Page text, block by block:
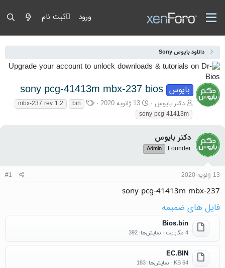
ورود ثبت نام
دانلود بایوس Sony
بایوس sony pcg-41413m mbx-237 bios
آغازگر گفتمان
دکتر بایوس تاریخ شروع
13 ژانویه 2020 برچسب‌ها
bin
mbx-237 rev 1.2
sony pcg-41413m
دکتر بایوس
Founder
Admin
13 ژانویه 2020 #1
sony pcg-41413m mbx-237
فایل های ضمیمه
Bios.bin
4 مگابایت · نمایش‌ها: 392
EC.BIN
64 KB · نمایش‌ها: 183